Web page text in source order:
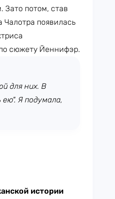
Зато потом, став
Чалотра появилась
сюжету Йеннифэр.
для них. В
Я подумала,
истории